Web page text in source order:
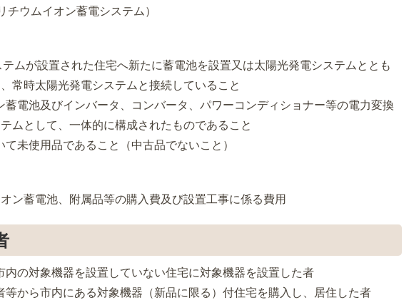
チウムイオン蓄電システム）
ムが設置された住宅へ新たに蓄電池を設置又は太陽光発電システムととも
常時太陽光発電システムと接続していること
蓄電池及びインバータ、コンバータ、パワーコンディショナー等の電力変換
ムとして、一体的に構成されたものであること
て未使用品であること（中古品でないこと）
ン蓄電池、附属品等の購入費及び設置工事に係る費用
内の対象機器を設置していない住宅に対象機器を設置した者
等から市内にある対象機器（新品に限る）付住宅を購入し、居住した者